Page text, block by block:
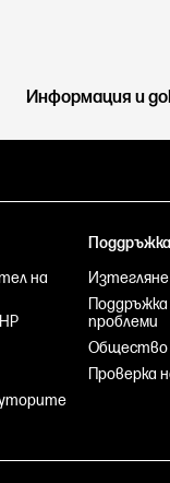
Информация и
на
Поддръжка
проблеми
Общество
Проверка